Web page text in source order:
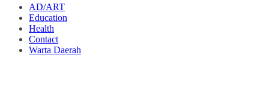
AD/ART
Education
Health
Contact
Warta Daerah